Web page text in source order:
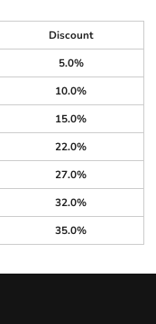
Discount
5.0%
10.0%
15.0%
22.0%
27.0%
32.0%
35.0%